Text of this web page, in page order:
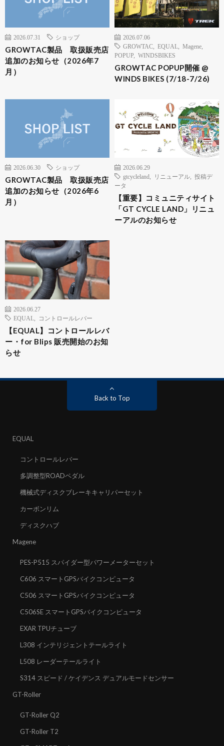
2026.07.31 ショップ
GROWTAC製品 取扱販売店
追加のお知らせ（2026年7
月）
2026.07.06
GROWTAC
EQUAL Magene
POPUP
WINDSBIKES
GROWTAC POPUP開催 @
WINDS BIKES (7/18-7/26)
2026.06.30 ショップ
GROWTAC製品 取扱販売店
追加のお知らせ（2026年6
月）
2026.06.29
gtcycleland
リニューアル
投稿デ
ータ
【重要】コミュニティサイト
「GT CYCLE LAND」リニュ
ーアルのお知らせ
2026.06.27
EQUAL
コントロールレバー
【EQUAL】コントロールレバ
ー・for Blips 販売開始のお知
らせ
Back to Top
EQUAL
コントロールレバー
多調整型ROADペダル
機械式ディスクブレーキキャリパーセット
カーボンリム
ディスクハブ
Magene
PES-P515 スパイダー型パワーメーターセット
C606 スマートGPSバイクコンピュータ
C506 スマートGPSバイクコンピュータ
C506SE スマートGPSバイクコンピュータ
EXAR TPUチューブ
L308 インテリジェントテールライト
L508 レーダーテールライト
S314 スピード / ケイデンス デュアルモードセンサー
GT-Roller
GT-Roller Q2
GT-Roller T2